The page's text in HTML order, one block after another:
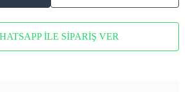
İLE SİPARİŞ VER